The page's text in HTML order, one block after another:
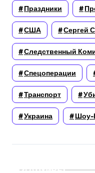
Праздники
США Сергей
Следственный
Спецоперации
Транспорт
Украина Шоу-
Архивы